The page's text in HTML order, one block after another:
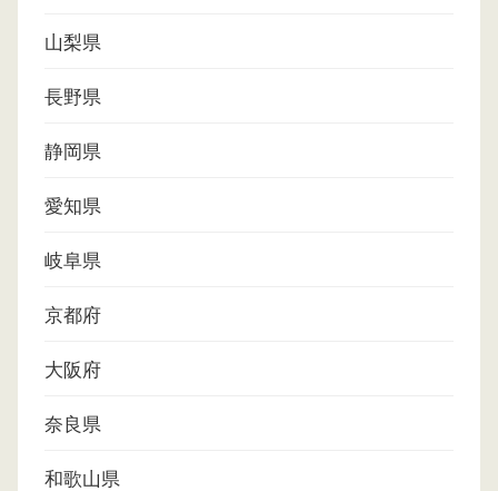
山梨県
長野県
静岡県
愛知県
岐阜県
京都府
大阪府
奈良県
和歌山県